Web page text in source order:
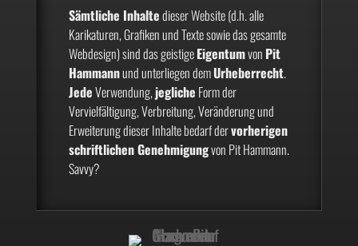
Sämtliche Inhaltedieser Website (d.h. alle
Karikaturen, Grafiken und Texte sowie das gesamte
Webdesign) sind das geistigeEigentumvon Pit
Hammannund unterliegen demUrheberrecht.
JedeVerwendung, jegliche Form der
Vervielfältigung, Verbreitung, Veränderung und
Erweiterung dieser Inhalte bedarf dervorherigen
schriftlichen Genehmigungvon Pit Hammann.
Savvy?